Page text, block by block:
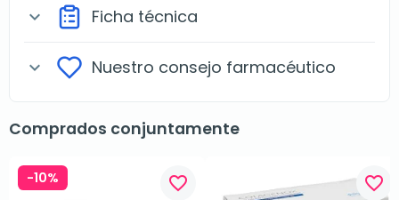
expand_more Ficha técnica
expand_more Nuestro consejo farmacéutico
Comprados conjuntamente
-10% favorite_border favorite_border